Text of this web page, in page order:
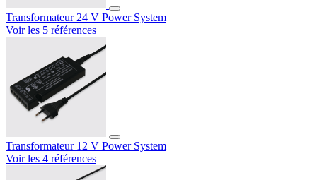
Transformateur 24 V Power System
Voir les 5 références
Transformateur 12 V Power System
Voir les 4 références